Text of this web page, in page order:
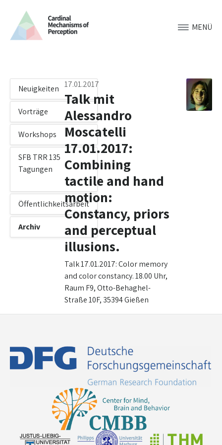
MENÜ
Neuigkeiten
Vorträge
Workshops
SFB TRR 135
Tagungen
Öffentlichkeitsarbeit
Archiv
17.01.2017
Talk mit
Alessandro
Moscatelli
17.01.2017:
Combining
tactile and hand
motion:
Constancy, priors
and perceptual
illusions.
Talk 17.01.2017: Color memory
and color constancy. 18.00 Uhr,
Raum F9, Otto-Behaghel-
Straße 10F, 35394 Gießen